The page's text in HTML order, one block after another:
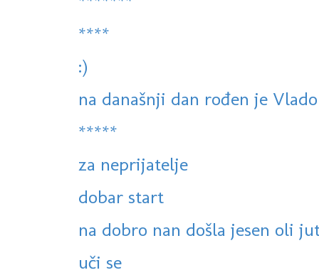
****
:)
na današnji dan rođen je
*****
za neprijatelje
dobar start
na dobro nan došla jesen oli
uči se